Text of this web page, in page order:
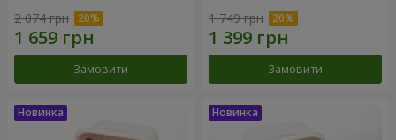
2 074 грн
Замовити
1 749 грн
Замовити